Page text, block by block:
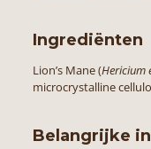
Ingrediënten
Lion’s Mane (Hericium
microcrystalline
Belangrijke